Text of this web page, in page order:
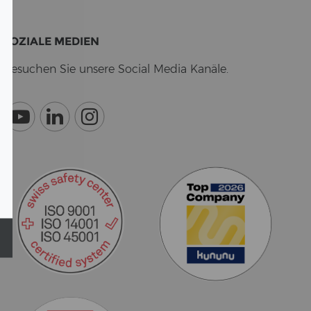
SO­ZIA­LE ME­DI­EN
Be­su­chen Sie un­se­re So­cial Media Ka­nä­le.